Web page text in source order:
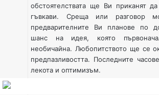
обстоятелствата ще Ви приканят
гъвкави. Среща или разговор
предварителните Ви планове по
шанс на идея, която
необичайна. Любопитството ще се
предпазливостта. Последните
лекота и оптимизъм.